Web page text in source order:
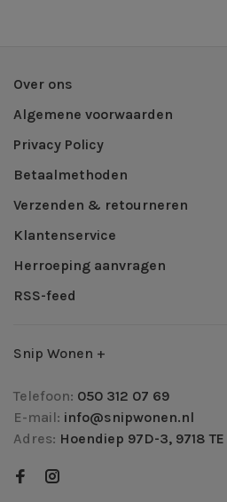
Over ons
Algemene voorwaarden
Privacy Policy
Betaalmethoden
Verzenden & retourneren
Klantenservice
Herroeping aanvragen
RSS-feed
Snip Wonen +
Telefoon: 050 312 07 69
E-mail: info@snipwonen.nl
Adres: Hoendiep 97D-3, 9718